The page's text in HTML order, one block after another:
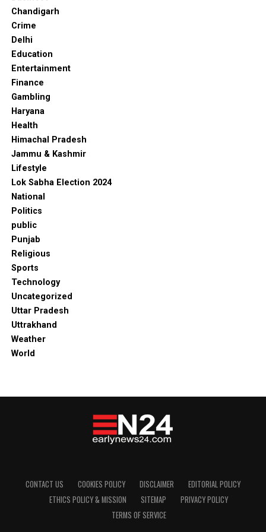
Chandigarh
Crime
Delhi
Education
Entertainment
Finance
Gambling
Haryana
Health
Himachal Pradesh
Jammu & Kashmir
Lifestyle
Lok Sabha Election 2024
National
Politics
public
Punjab
Religious
Sports
Technology
Uncategorized
Uttar Pradesh
Uttrakhand
Weather
World
CONTACT US COOKIES POLICY DISCLAIMER
EDITORIAL POLICY
ETHICS POLICY & MISSION
SITEMAP
PRIVACY POLICY
TERMS OF SERVICE